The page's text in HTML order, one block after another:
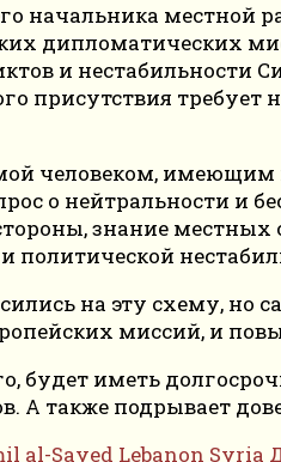
начальника местной
дипломатических
и нестабильности
присутствия
человеком, имеющим
о нейтральности
знание
на эту схему,
миссий, и
будет иметь
А также подрывает
al-Sayed Lebanon Syria